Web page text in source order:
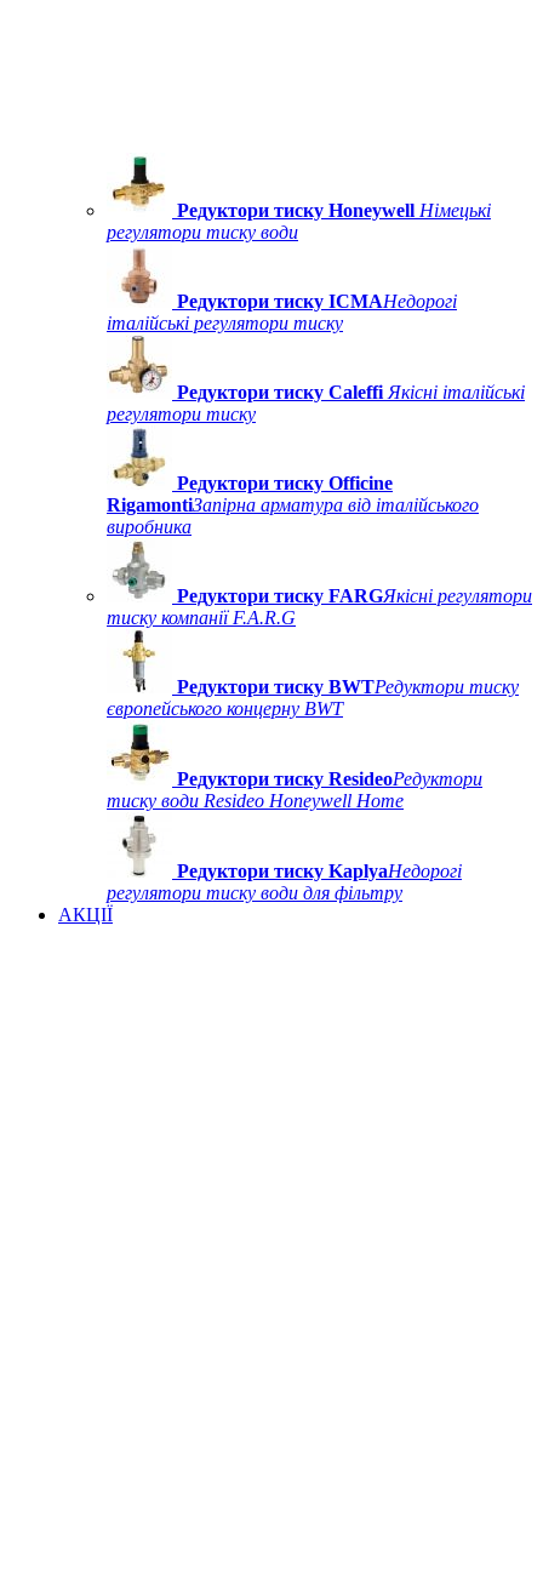
Редуктори тиску Honeywell Німецькі
регулятори тиску води
Редуктори тиску ICMAНедорогі
італійські регулятори тиску
Редуктори тиску Caleffi Якісні італійські
регулятори тиску
Редуктори тиску Officine
RigamontiЗапірна арматура від італійського
виробника
Редуктори тиску FARGЯкісні регулятори
тиску компанії F.A.R.G
Редуктори тиску BWTРедуктори тиску
європейського концерну BWT
Редуктори тиску ResideoРедуктори
тиску води Resideo Honeywell Home
Редуктори тиску KaplyaНедорогі
регулятори тиску води для фільтру
АКЦІЇ